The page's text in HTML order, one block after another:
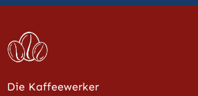
Die Kaffeewerker